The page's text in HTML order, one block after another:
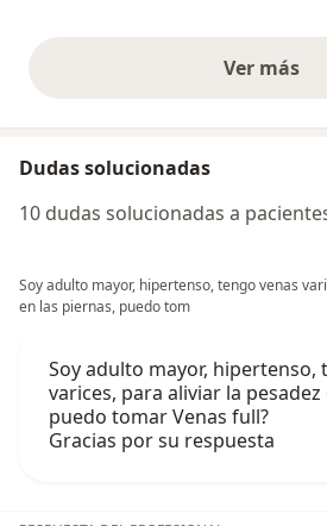
Ver más
Dudas solucionadas
10 dudas solucionadas a
Soy adulto mayor, hipertenso, tengo venas
en las piernas, puedo tom
Soy adulto mayor, hipertenso,
varices, para aliviar la
puedo tomar Venas full?
Gracias por su respuesta